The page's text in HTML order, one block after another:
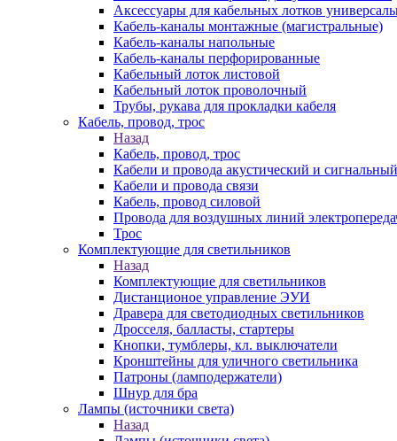
Аксессуары для кабельных лотков
Кабель-каналы монтажные (магистральные)
Кабель-каналы напольные
Кабель-каналы перфорированные
Кабельный лоток листовой
Кабельный лоток проволочный
Трубы, рукава для прокладки кабеля
Кабель, провод, трос
Назад
Кабель, провод, трос
Кабели и провода акустический и сигнальный
Кабели и провода связи
Кабель, провод силовой
Провода для воздушных линий
Трос
Комплектующие для светильников
Назад
Комплектующие для светильников
Дистанционое управление ЭУИ
Дравера для светодиодных светильников
Дросселя, балласты, стартеры
Кнопки, тумблеры, кл. выключатели
Кронштейны для уличного светильника
Патроны (ламподержатели)
Шнур для бра
Лампы (источники света)
Назад